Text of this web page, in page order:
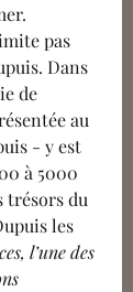
pas
Dans
de
au
- y est
à 5000
trésors du
les
l’une des